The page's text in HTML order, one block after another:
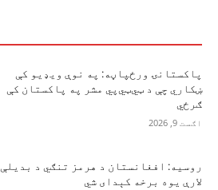
پاکستانۍ ورځپاڼه: په نوې ویډیو کې
ښکاري چې د ټي‌ټي‌پي مشر په پاکستان کې
ګرځي
اګست 9, 2026
روسیه: افغانستان د هرمز تنګي د بدیلې
لارې یوه برخه کېدای شي